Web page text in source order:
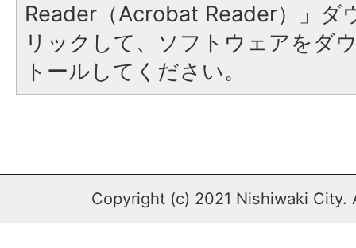
Reader（Acrobat Reader）」ダ
リックして、ソフトウェアをダ
トールしてください。
Copyright (c) 2021 Nishiwaki City.